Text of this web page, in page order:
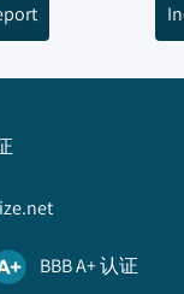
BBB A+ 认证